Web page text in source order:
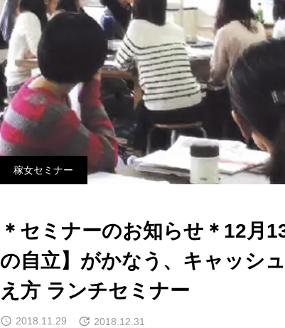
稼女セミナー
＊セミナーのお知らせ＊12月
の自立】がかなう、キャッシ
え方 ランチセミナー
2018.11.29 2018.12.31